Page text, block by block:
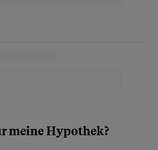
meine Hypothek?